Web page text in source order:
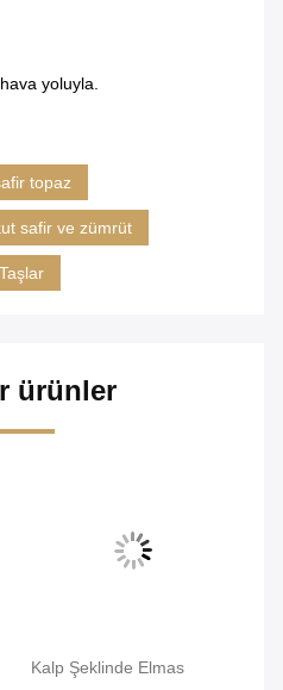
yoluyla.
topaz
safir ve zümrüt
ürünler
Kalp Şeklinde Elmas